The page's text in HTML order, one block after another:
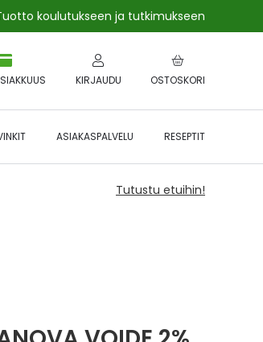
koulutukseen ja tutkimukseen
OSTOSKORI
KIRJAUDU
ASIAKASPALVELU RESEPTIT
Tutustu etuihin!